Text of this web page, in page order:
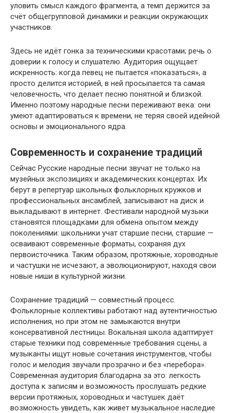
уловить смысл каждого фрагмента, а темп держится за
счёт общегрупповой динамики и реакции окружающих
участников.
Здесь не идёт гонка за техническими красотами; речь о
доверии к голосу и слушателю. Аудитория ощущает
искренность: когда певец не пытается «показаться», а
просто делится историей, в ней просыпается та самая
человечность, что делает песню понятной и близкой.
Именно поэтому народные песни переживают века: они
умеют адаптироваться к времени, не теряя своей идейной
основы и эмоционального ядра.
Современность и сохранение традиций
Сейчас Русские народные песни звучат не только на
музейных экспозициях и академических концертах. Их
берут в репертуар школьных фольклорных кружков и
профессиональных ансамблей, записывают на диск и
выкладывают в интернет. Фестивали народной музыки
становятся площадками для обмена опытом между
поколениями: школьники учат старшие песни, старшие —
осваивают современные форматы, сохраняя дух
первоисточника. Таким образом, протяжные, хороводные
и частушки не исчезают, а эволюционируют, находя свои
новые ниши в культурной жизни.
Сохранение традиций — совместный процесс.
Фольклорные коллективы работают над аутентичностью
исполнения, но при этом не замыкаются внутри
консервативной лестницы. Вокальная школа адаптирует
старые техники под современные требования сцены, а
музыканты ищут новые сочетания инструментов, чтобы
голос и мелодия звучали прозрачно и без «перебора».
Современная аудитория благодарна за это: легкость
доступа к записям и возможность прослушать редкие
версии протяжных, хороводных и частушек даёт
возможность увидеть, как живет музыкальное наследие